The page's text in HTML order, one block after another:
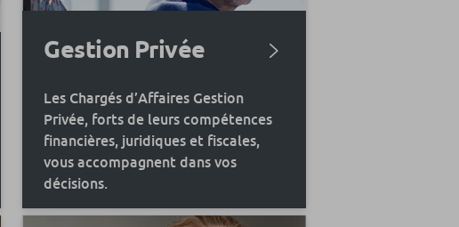
Gestion Privée
Les Chargés d’Affaires Gestion
Privée, forts de leurs compétences
financières, juridiques et fiscales,
vous accompagnent dans vos
décisions.